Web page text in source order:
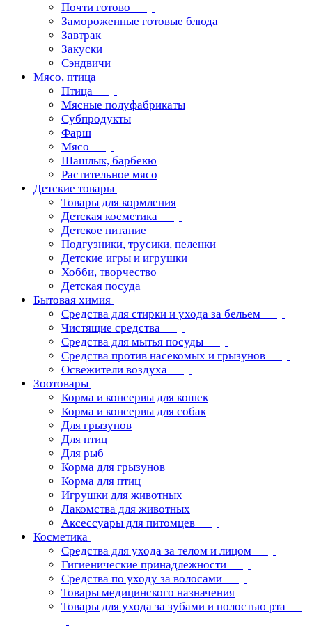
Почти готово
Замороженные готовые блюда
Завтрак
Закуски
Сэндвичи
Мясо, птица
Птица
Мясные полуфабрикаты
Субпродукты
Фарш
Мясо
Шашлык, барбекю
Растительное мясо
Детские товары
Товары для кормления
Детская косметика
Детское питание
Подгузники, трусики, пеленки
Детские игры и игрушки
Хобби, творчество
Детская посуда
Бытовая химия
Средства для стирки и ухода за бельем
Чистящие средства
Средства для мытья посуды
Средства против насекомых и грызунов
Освежители воздуха
Зоотовары
Корма и консервы для кошек
Корма и консервы для собак
Для грызунов
Для птиц
Для рыб
Корма для грызунов
Корма для птиц
Игрушки для животных
Лакомства для животных
Аксессуары для питомцев
Косметика
Средства для ухода за телом и лицом
Гигиенические принадлежности
Средства по уходу за волосами
Товары медицинского назначения
Товары для ухода за зубами и полостью рта